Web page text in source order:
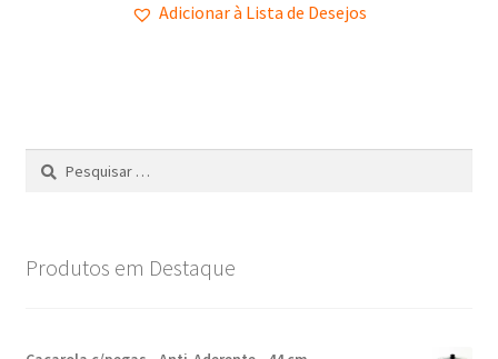
Adicionar à Lista de Desejos
Produtos em Destaque